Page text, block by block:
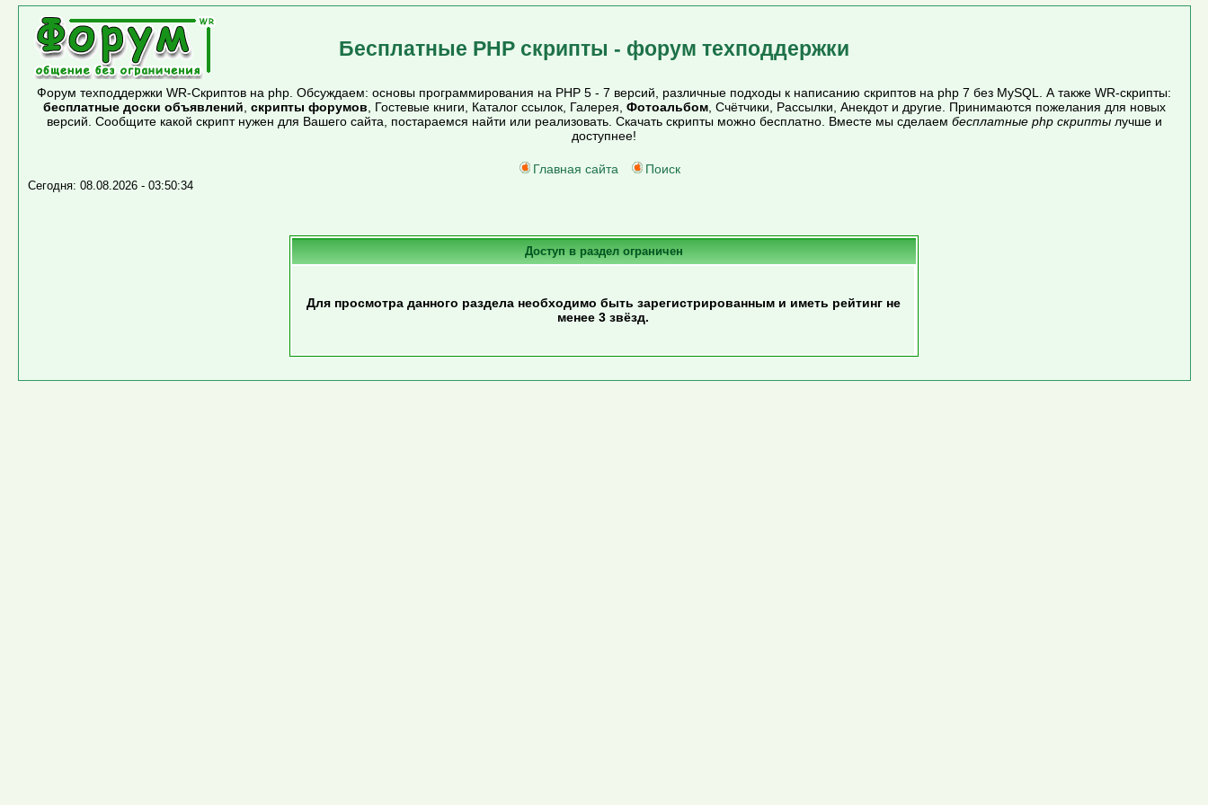
Бесплатные PHP скрипты - форум техподдержки
Форум техподдержки WR-Скриптов на php. Обсуждаем: основы программирования на PHP 5 - 7 версий, различные подходы к написанию скриптов на php 7 без MySQL. А также WR-скрипты:
бесплатные доски объявлений скрипты форумов , Гостевые книги, Каталог ссылок, Галерея, Фотоальбом, Счётчики, Рассылки, Анекдот и другие. Принимаются пожелания для новых
версий. Сообщите какой скрипт нужен для Вашего сайта, постараемся найти или реализовать. Скачать скрипты можно бесплатно. Вместе мы сделаем бесплатные php скриптылучше и
доступнее!
Главная сайта Поиск
Сегодня: 08.08.2026 - 03:50:34
Доступ в раздел ограничен
Для просмотра данного раздела необходимо быть зарегистрированным и иметь рейтинг не
менее 3 звёзд.